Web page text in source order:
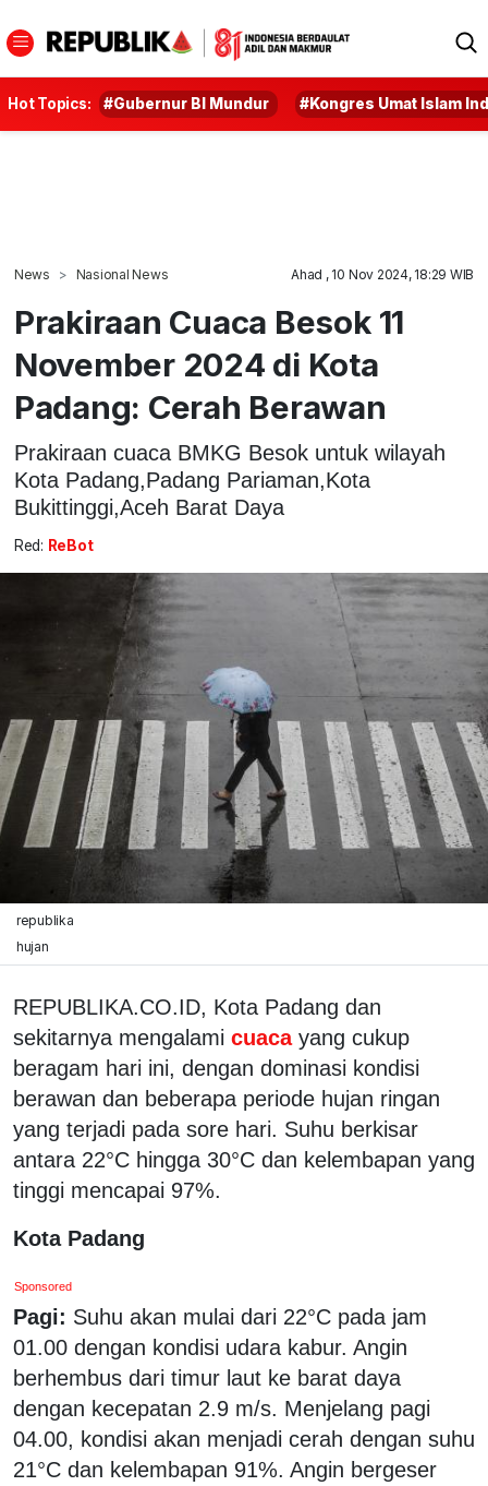
Hot Topics: #Gubernur BI Mundur #Kongres Umat Islam
News Nasional News Ahad , 10 Nov 2024, 18:29 WIB
Prakiraan Cuaca Besok 11
November 2024 di Kota
Padang: Cerah Berawan
Prakiraan cuaca BMKG Besok untuk wilayah
Kota Padang,Padang Pariaman,Kota
Bukittinggi,Aceh Barat Daya
Red: ReBot
republika
hujan
REPUBLIKA.CO.ID, Kota Padang dan
sekitarnya mengalami cuaca yang cukup
beragam hari ini, dengan dominasi kondisi
berawan dan beberapa periode hujan ringan
yang terjadi pada sore hari. Suhu berkisar
antara 22°C hingga 30°C dan kelembapan yang
tinggi mencapai 97%.
Kota Padang
Sponsored
Pagi: Suhu akan mulai dari 22°C pada jam
01.00 dengan kondisi udara kabur. Angin
berhembus dari timur laut ke barat daya
dengan kecepatan 2.9 m/s. Menjelang pagi
04.00, kondisi akan menjadi cerah dengan suhu
21°C dan kelembapan 91%. Angin bergeser